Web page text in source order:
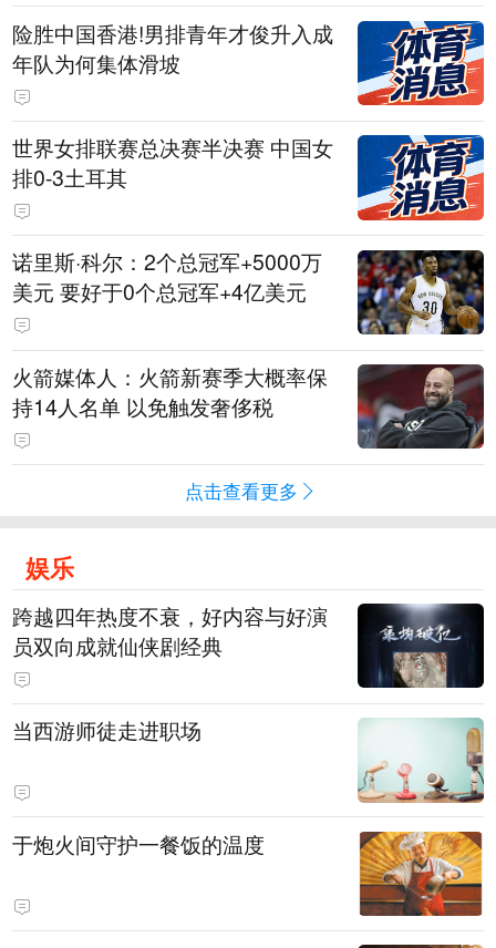
险胜中国香港!男排青年才俊升入成
年队为何集体滑坡
世界女排联赛总决赛半决赛 中国女
排0-3土耳其
诺里斯·科尔：2个总冠军+5000万
美元 要好于0个总冠军+4亿美元
火箭媒体人：火箭新赛季大概率保
持14人名单 以免触发奢侈税
点击查看更多
娱乐
跨越四年热度不衰，好内容与好演
员双向成就仙侠剧经典
当西游师徒走进职场
于炮火间守护一餐饭的温度